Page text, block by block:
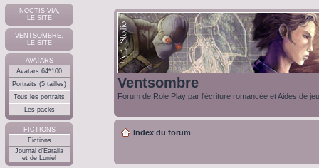
NOCTIS VIA,
LE SITE
VENTSOMBRE,
LE SITE
AVATARS
Avatars 64*100
Portraits (5 tailles)
Tous les portraits
Les packs
FICTIONS
Fictions
Journal d'Earalia
et de Luniel
Ventsombre
Forum de Role Play par l'écriture romancée et Aides de
Index du forum